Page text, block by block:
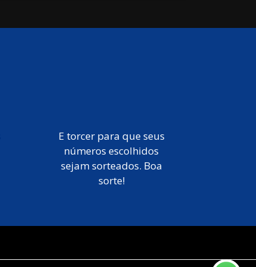
E torcer para que seus
números escolhidos
sejam sorteados. Boa
sorte!